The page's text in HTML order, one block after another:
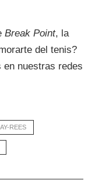
Break Point, la
del tenis?
en nuestras redes
REES